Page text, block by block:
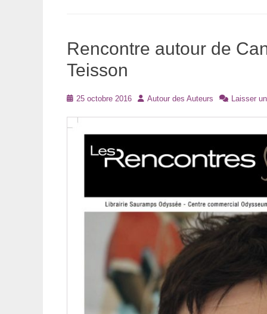
Rencontre autour de
Teisson
Posté25 octobre 2016 Auteur
Autour des Auteurs Laisser